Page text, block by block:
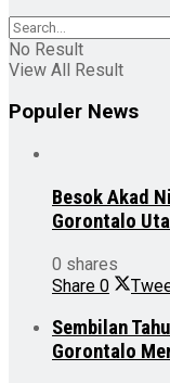
No Result
View All Result
Populer News
Besok Akad
Gorontalo
0 shares
Share 0
Sembilan
Gorontalo